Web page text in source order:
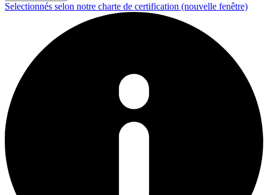
Selectionnés selon notre charte de certification (nouvelle fenêtre)